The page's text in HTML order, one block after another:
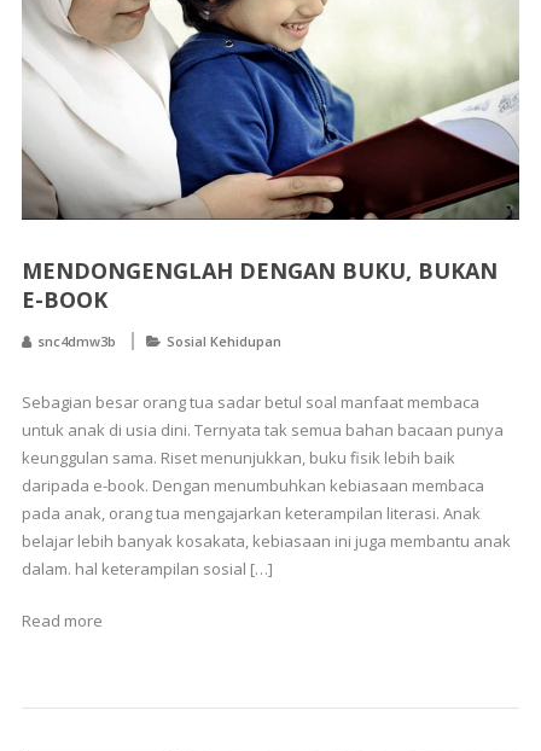
MENDONGENGLAH DENGAN BUKU, BUKAN
E-BOOK
snc4dmw3b Sosial Kehidupan
Sebagian besar orang tua sadar betul soal manfaat membaca
untuk anak di usia dini. Ternyata tak semua bahan bacaan punya
keunggulan sama. Riset menunjukkan, buku fisik lebih baik
daripada e-book. Dengan menumbuhkan kebiasaan membaca
pada anak, orang tua mengajarkan keterampilan literasi. Anak
belajar lebih banyak kosakata, kebiasaan ini juga membantu anak
dalam. hal keterampilan sosial […]
Read more